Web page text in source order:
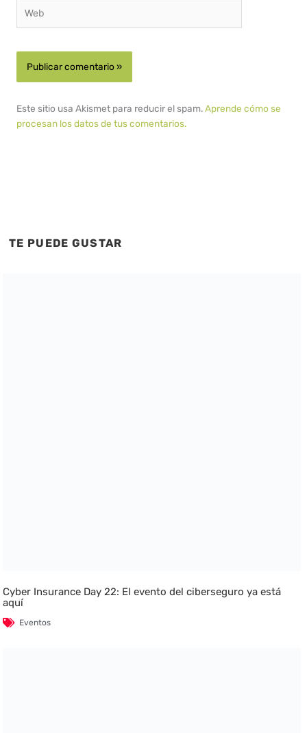
Este sitio usa Akismet para reducir el spam.Aprende cómo se
procesan los datos de tus comentarios.
TE PUEDE GUSTAR
Cyber Insurance Day 22: El evento del ciberseguro ya está
aquí
Eventos